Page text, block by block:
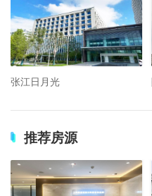
张江日月光
推荐房源